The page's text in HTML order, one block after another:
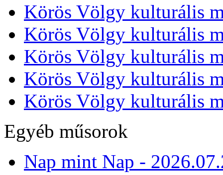
Körös Völgy kulturális
Körös Völgy kulturális
Körös Völgy kulturális
Körös Völgy kulturális
Körös Völgy kulturális
Egyéb műsorok
Nap mint Nap -